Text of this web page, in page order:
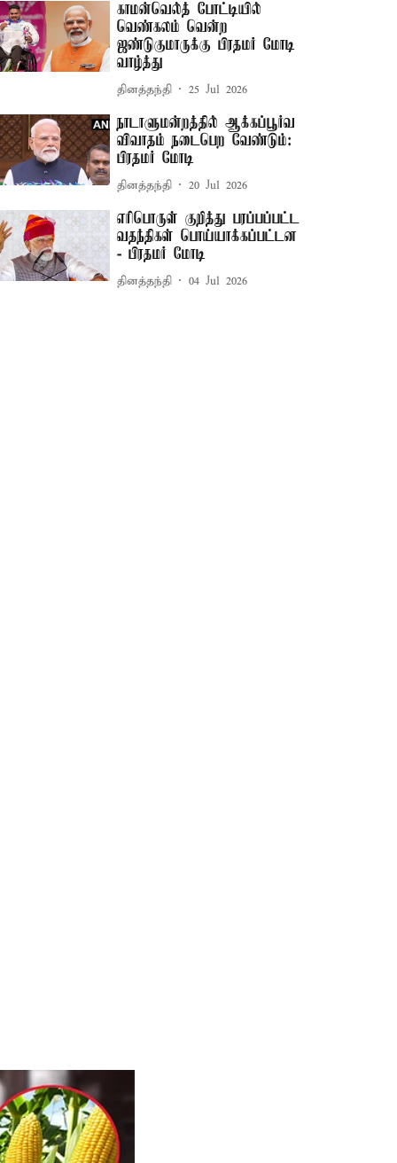
காமன்வெல்த் போட்டியில்
வெண்கலம் வென்ற
ஜண்டுகுமாருக்கு பிரதமர் மோடி
வாழ்த்து
தினத்தந்தி 25 Jul 2026
நாடாளுமன்றத்தில் ஆக்கப்பூர்வ
விவாதம் நடைபெற வேண்டும்:
பிரதமர் மோடி
தினத்தந்தி 20 Jul 2026
எரிபொருள் குறித்து பரப்பப்பட்ட
வதந்திகள் பொய்யாக்கப்பட்டன
- பிரதமர் மோடி
தினத்தந்தி 04 Jul 2026